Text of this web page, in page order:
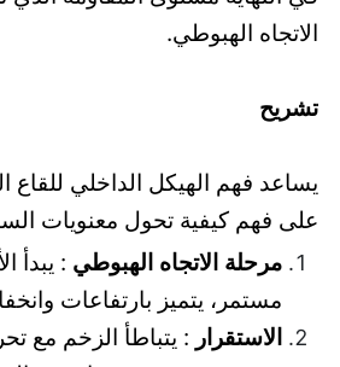
الاتجاه الهبوطي.
تشريح
يساعد فهم الهيكل الداخلي للقاع
على فهم كيفية تحول معنويات
مرحلة الاتجاه الهبوطي : يبدأ
مستمر، يتميز بارتفاعات
الاستقرار : يتباطأ الزخم مع